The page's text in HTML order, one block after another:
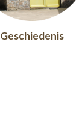
Geschiedenis